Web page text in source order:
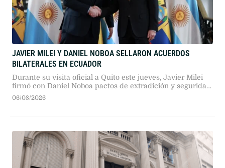
JAVIER MILEI Y DANIEL NOBOA SELLARON ACUERDOS
BILATERALES EN ECUADOR
Durante su visita oficial a Quito este jueves, Javier Milei
firmó con Daniel Noboa pactos de extradición y seguridad,
al tiempo que Argentina declaró organización terrorista al
06/08/2026